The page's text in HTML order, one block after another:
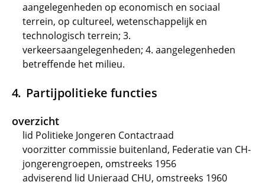
aangelegenheden op economisch en sociaal
terrein, op cultureel, wetenschappelijk en
technologisch terrein; 3.
verkeersaangelegenheden; 4. aangelegenheden
betreffende het milieu.
Partijpolitieke functies
overzicht
lid Politieke Jongeren Contactraad
voorzitter commissie buitenland, Federatie van CH-
jongerengroepen, omstreeks 1956
adviserend lid Unieraad CHU, omstreeks 1960